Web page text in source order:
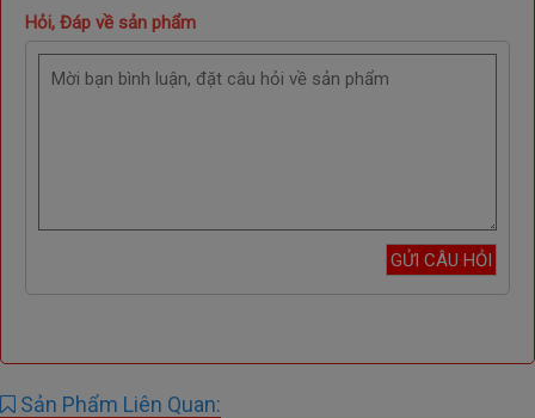
Hỏi, Đáp về sản phẩm
Sản Phẩm Liên Quan: